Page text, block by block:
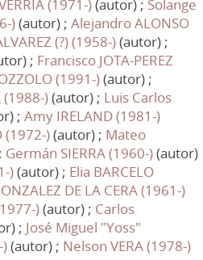
(1971-)(autor) ; Solange
)(autor) ; Alejandro ALONSO
(?) (1958-)(autor) ;
; Francisco JOTA-PEREZ
(1991-)(autor) ;
(1988-)(autor) ; Luis Carlos
; Amy IRELAND (1981-)
(1972-)(autor) ; Mateo
Germán SIERRA (1960-)(autor)
)(autor) ; Elia BARCELO
DE LA CERA (1961-)
)(autor) ; Carlos
; José Miguel "Yoss"
(autor) ; Nelson VERA (1978-)